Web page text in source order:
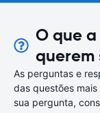
O que
querem
As perguntas e
das questões
sua pergunta,